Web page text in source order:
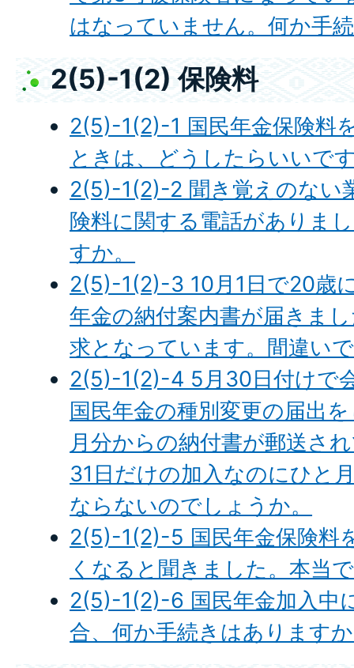
はなっていません。何か手
2(5)-1(2) 保険料
2(5)-1(2)-1 国民年金保険料
ときは、どうしたらいいで
2(5)-1(2)-2 聞き覚えのない
険料に関する電話がありま
すか。
2(5)-1(2)-3 10月1日で20歳
年金の納付案内書が届きま
求となっています。間違い
2(5)-1(2)-4 5月30日付けで
国民年金の種別変更の届出
月分からの納付書が郵送さ
31日だけの加入なのにひと
ならないのでしょうか。
2(5)-1(2)-5 国民年金保険料
くなると聞きました。本当
2(5)-1(2)-6 国民年金加入中
合、何か手続きはあります